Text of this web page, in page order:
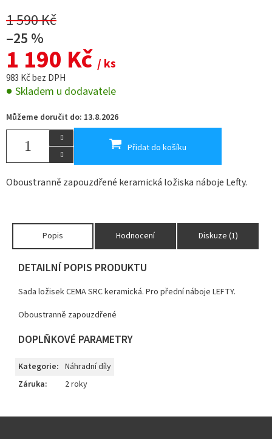
1 590 Kč
–25 %
1 190 Kč / ks
983 Kč bez DPH
Skladem u dodavatele
Můžeme doručit do: 13.8.2026
Přidat do košíku
Oboustranně zapouzdřené keramická ložiska náboje Lefty.
Popis Hodnocení Diskuze (1)
DETAILNÍ POPIS PRODUKTU
Sada ložisek CEMA SRC keramická. Pro přední náboje LEFTY.
Oboustranně zapouzdřené
DOPLŇKOVÉ PARAMETRY
Kategorie: Náhradní díly
Záruka: 2 roky
Z